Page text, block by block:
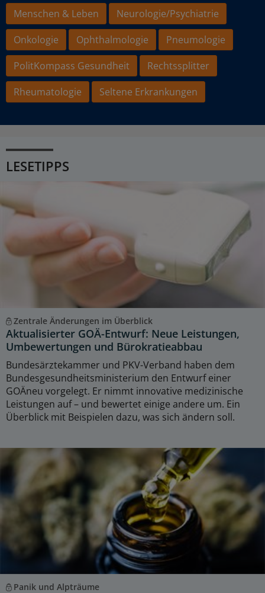
Menschen & Leben
Neurologie/Psychiatrie
Onkologie
Ophthalmologie
Pneumologie
PolitKompass Gesundheit
Rechtssplitter
Rheumatologie
Seltene Erkrankungen
LESETIPPS
Zentrale Änderungen im Überblick
Aktualisierter GOÄ-Entwurf: Neue Leistungen,
Umbewertungen und Bürokratieabbau
Bundesärztekammer und PKV-Verband haben dem
Bundesgesundheitsministerium den Entwurf einer
GOÄneu vorgelegt. Er nimmt innovative medizinische
Leistungen auf – und bewertet einige andere um. Ein
Überblick mit Beispielen dazu, was sich ändern soll.
Panik und Alpträume